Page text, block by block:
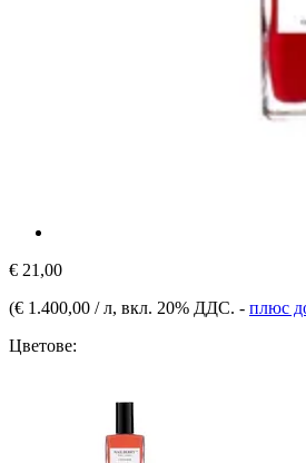
€ 21,00
(€ 1.400,00 / л, вкл. 20% ДДС. - плюс
Цветове: